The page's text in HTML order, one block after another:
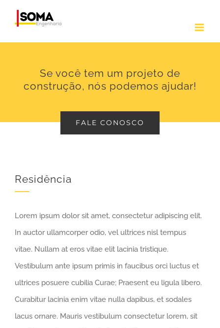
o
Se você tem um projeto de
construção, nós podemos ajudar!
FALE CONOSCO
Residência
Lorem ipsum dolor sit amet, consectetur adipiscing elit.
In auctor ullamcorper odio, vel ultrices nisl tempus
vitae. Nullam at eros vitae elit lacinia tristique.
Vestibulum ante ipsum primis in faucibus orci luctus et
ultrices posuere cubilia Curae; Praesent eu ligula libero.
Curabitur lacinia enim vitae nulla dapibus, et sodales
lacus ornare. Mauris vestibulum consectetur lorem, sit